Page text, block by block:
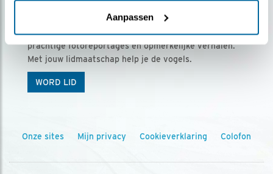
Aanpassen
Ontvang 5 x Vogels voor € 36,00 per jaar
Vogels is het tijdschrift voor onze leden, met
prachtige fotoreportages en opmerkelijke verhalen.
Met jouw lidmaatschap help je de vogels.
WORD LID
Onze sites Mijn privacy Cookieverklaring Colofon